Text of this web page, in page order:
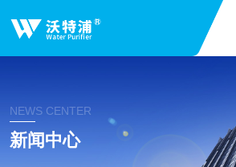
NEWS CENTER
新闻中心